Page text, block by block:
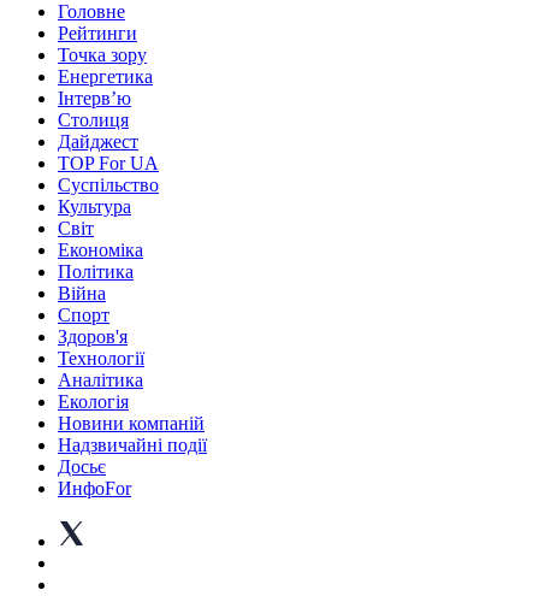
Головне
Рейтинги
Точка зору
Енергетика
Інтерв’ю
Столиця
Дайджест
TOP For UA
Суспiльство
Культура
Світ
Економіка
Політика
Війна
Спорт
Здоров'я
Технології
Аналітика
Екологія
Новини компаній
Надзвичайні події
Досьє
ИнфоFor